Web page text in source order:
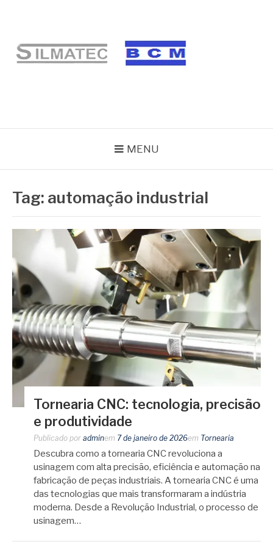
conteúdo
MENU
Tag: automação industrial
Tornearia CNC: tecnologia, precisão
e produtividade
Publicado por adminem 7 de janeiro de 2026em Tornearia
Descubra como a tornearia CNC revoluciona a
usinagem com alta precisão, eficiência e automação na
fabricação de peças industriais. A tornearia CNC é uma
das tecnologias que mais transformaram a indústria
moderna. Desde a Revolução Industrial, o processo de
usinagem…